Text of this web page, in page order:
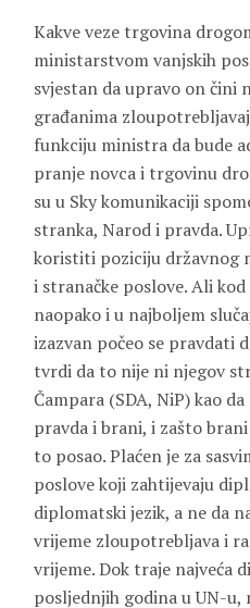
Kakve veze trgovina
ministarstvom vanjskih
svjestan da upravo on čini
građanima
funkciju ministra da bude
pranje novca i trgovinu
su u Sky komunikaciji
stranka, Narod i pravda.
koristiti poziciju državnog
i stranačke poslove. Ali kod
naopako i u najboljem
izazvan počeo se pravdati
tvrdi da to nije ni njegov
Čampara (SDA, NiP) kao
pravda i brani, i zašto
to posao. Plaćen je za
poslove koji zahtijevaju
diplomatski jezik, a ne da
vrijeme zloupotrebljava i
vrijeme. Dok traje najveća
posljednjih godina u UN-u,